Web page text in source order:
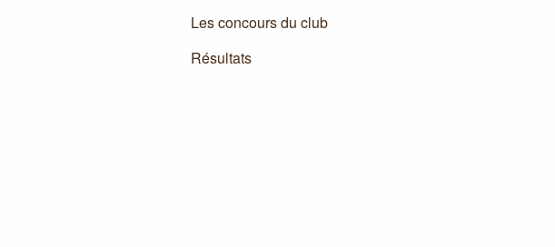
Les concours du club
Résultats